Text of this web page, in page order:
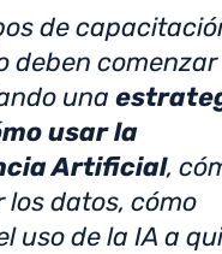
de
deben comenzar
una
usar la
Artificial,
los datos, cómo
uso de la IA a